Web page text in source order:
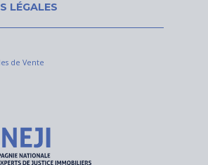
LÉGALES
de Vente